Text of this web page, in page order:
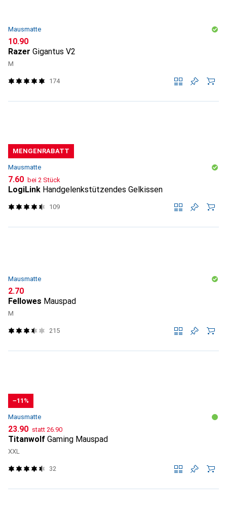
Mausmatte
CHF
10.90
Razer Gigantus V2
M
174
MENGENRABATT
Mausmatte
CHF
7.60 bei 2 Stück
LogiLink Handgelenkstützendes Gelkissen
109
Mausmatte
CHF
2.70
Fellowes Mauspad
M
215
−11%
Mausmatte
CHF
23.90 statt CHF
26.90
Titanwolf Gaming Mauspad
XXL
32